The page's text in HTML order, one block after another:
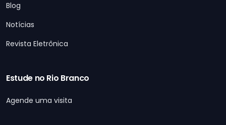
Blog
Notícias
Revista Eletrônica
Estude no Rio Branco
Agende uma visita